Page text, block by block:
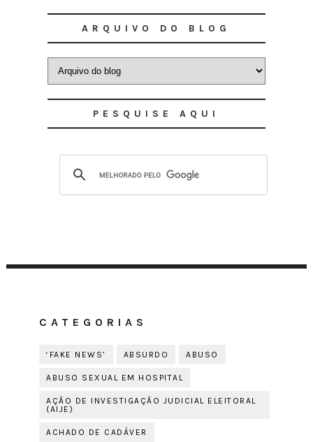
ARQUIVO DO BLOG
PESQUISE AQUI
CATEGORIAS
‘FAKE NEWS’ ABSURDO ABUSO
ABUSO SEXUAL EM HOSPITAL
AÇÃO DE INVESTIGAÇÃO JUDICIAL ELEITORAL
(AIJE)
ACHADO DE CADÁVER